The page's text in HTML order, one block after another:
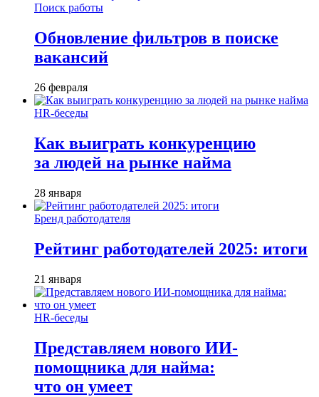
Поиск работы
Обновление фильтров в поиске
вакансий
26 февраля
HR-беседы
Как выиграть конкуренцию
за людей на рынке найма
28 января
Бренд работодателя
Рейтинг работодателей 2025: итоги
21 января
HR-беседы
Представляем нового ИИ-
помощника для найма:
что он умеет